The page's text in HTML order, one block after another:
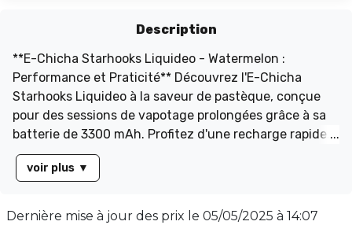
Description
**E-Chicha Starhooks Liquideo - Watermelon :
Performance et Praticité** Découvrez l'E-Chicha
Starhooks Liquideo à la saveur de pastèque, conçue
pour des sessions de vapotage prolongées grâce à sa
batterie de 3300 mAh. Profitez d'une recharge rapide
via USB-C, vous permettant de rester actif sans
attente. L'indicateur LED à trois couleurs vous informe
(10-30%). Avec sa technologie auto-draw, la Starhooks
voir plus ▼
Dernière mise à jour des prix le 05/05/2025 à 14:07